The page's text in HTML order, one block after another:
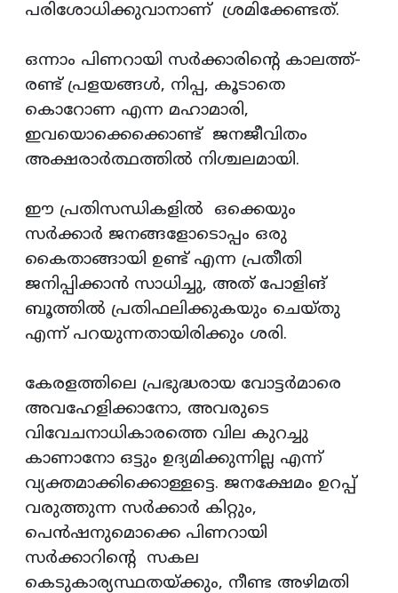
പരിശോധിക്കുവാനാണ് ശ്രമിക്കേണ്ടത്.
ഒന്നാം പിണറായി സര്‍ക്കാരിന്റെ കാലത്ത്-
രണ്ട് പ്രളയങ്ങള്‍, നിപ്പ, കൂടാതെ
കൊറോണ എന്ന മഹാമാരി,
ഇവയൊക്കെക്കൊണ്ട് ജനജീവിതം
അക്ഷരാർത്ഥത്തിൽ നിശ്ചലമായി.
ഈ പ്രതിസന്ധികളിൽ ഒക്കെയും
സര്‍ക്കാര്‍ ജനങ്ങളോടൊപ്പം ഒരു
കൈതാങ്ങായി ഉണ്ട് എന്ന പ്രതീതി
ജനിപ്പിക്കാന്‍ സാധിച്ചു, അത് പോളിങ്
ബൂത്തില്‍ പ്രതിഫലിക്കുകയും ചെയ്തു
എന്ന് പറയുന്നതായിരിക്കും ശരി.
കേരളത്തിലെ പ്രഭുദ്ധരായ വോട്ടര്‍മാരെ
അവഹേളിക്കാനോ, അവരുടെ
വിവേചനാധികാരത്തെ വില കുറച്ചു
കാണാനോ ഒട്ടും ഉദ്യമിക്കുന്നില്ല എന്ന്
വ്യക്തമാക്കിക്കൊള്ളട്ടെ. ജനക്ഷേമം ഉറപ്പ്
വരുത്തുന്ന സര്‍ക്കാര്‍ കിറ്റും,
പെന്‍ഷനുമൊക്കെ പിണറായി
സര്‍ക്കാറിന്റെ സകല
കെടുകാര്യസ്ഥതയ്ക്കും, നീണ്ട അഴിമതി